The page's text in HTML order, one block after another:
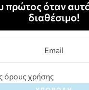
όταν αυτό
διαθέσιμο!
όρους χρήσης